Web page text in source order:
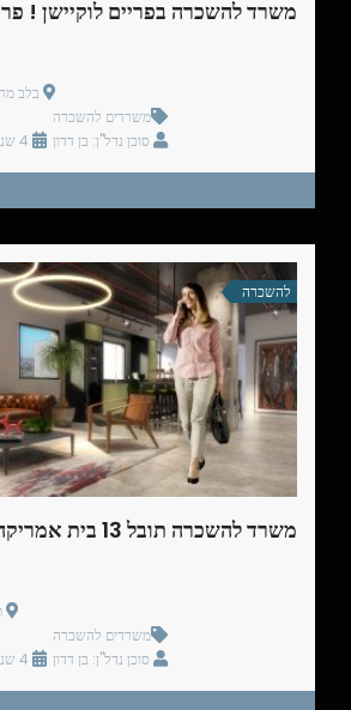
בלב
משרדים להשכרה
סוכן נדל"ן: בן דדון
להשכרה
משרדים להשכרה
סוכן נדל"ן: בן דדון